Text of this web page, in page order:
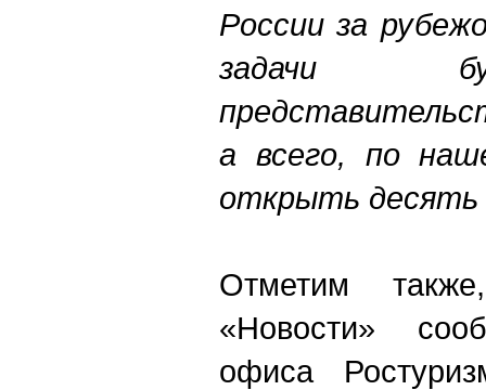
России за
задачи
а всего, по
открыть десять
Отметим
«Новости»
офиса